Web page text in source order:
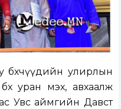
бөхчүүдийн улирлын
уран мэх, авхаалж
Увс аймгийн Давст